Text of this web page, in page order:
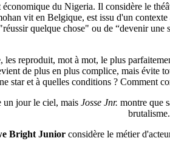
du Nigeria. Il considère le
vit en Belgique, est issu d'un
quelque chose" ou de “devenir
reproduit, mot à mot, le plus
de plus en plus complice, mais évite
et à quelles conditions ? Comment
un jour le ciel, mais Josse Jnr. montre que
Bright Junior considère le métier